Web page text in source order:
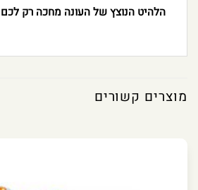
הלהיט הנוצץ של העונה מחכה רק לכם
מוצרים קשורים